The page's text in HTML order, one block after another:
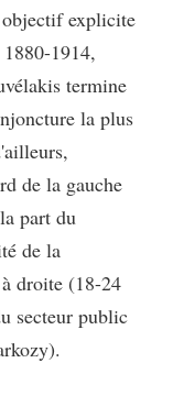
objectif explicite
1914,
termine
la plus
de la gauche
part du
de la
droite (18-24
secteur public